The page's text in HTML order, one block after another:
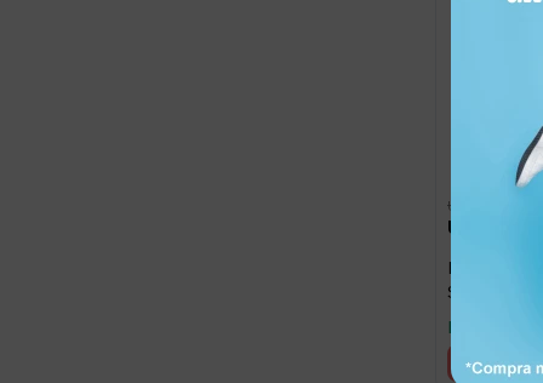
UYU
UYU
Lentes De
Solido
Llega hoy